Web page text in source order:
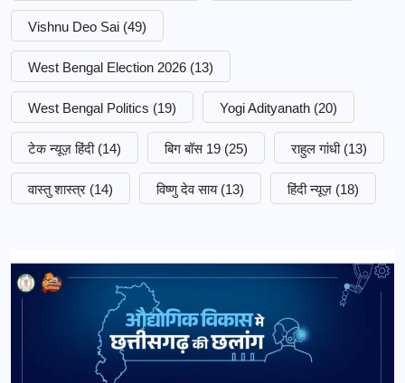
Vishnu Deo Sai (49)
West Bengal Election 2026 (13)
West Bengal Politics (19) Yogi Adityanath (20)
टेक न्यूज़ हिंदी (14) बिग बॉस 19 (25) राहुल गांधी (13)
वास्तु शास्त्र (14) विष्णु देव साय (13) हिंदी न्यूज़ (18)